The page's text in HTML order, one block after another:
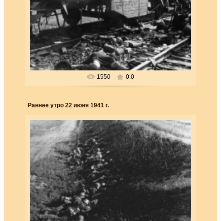
25.03.2018
В начале операции «Барбаросса» бомбы
люфтваффе и артиллерийские снаряды достигали
цели с убийственной т...
Forester
1550 0.0
Раннее утро 22 июня 1941 г.
25.03.2018
Раннее утро 22 июня 1941 г. Дата начала гитлеровского
нападения на Россию. Немецкая пехота в ожидании
Forester